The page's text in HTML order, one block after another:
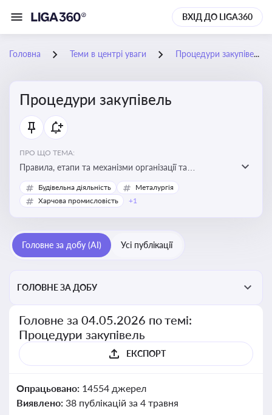
ВХІД ДО LIGA360
Головна Теми в центрі уваги Процедури закупівель
Процедури закупівель
ПРО ЩО ТЕМА:
Правила, етапи та механізми організації та
проведення закупівель товарів, робіт та послуг за
державні чи публічні кошти
Будівельна діяльність
Металургія
Харчова промисловість
+1
Головне за добу (AI) Усі публікації
ГОЛОВНЕ ЗА ДОБУ
Головне за 04.05.2026 по темі:
Процедури закупівель
ЕКСПОРТ
Опрацьовано: 14554 джерел
Виявлено: 38 публікацій за 4 травня